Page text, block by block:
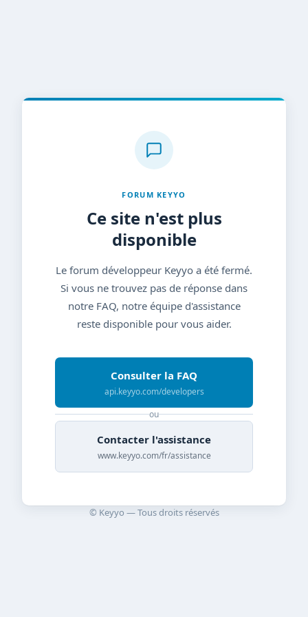
FORUM KEYYO
Ce site n'est plus
disponible
Le forum développeur Keyyo a été fermé.
Si vous ne trouvez pas de réponse dans
notre FAQ, notre équipe d'assistance
reste disponible pour vous aider.
Consulter la FAQ
api.keyyo.com/developers
ou
Contacter l'assistance
www.keyyo.com/fr/assistance
© Keyyo — Tous droits réservés